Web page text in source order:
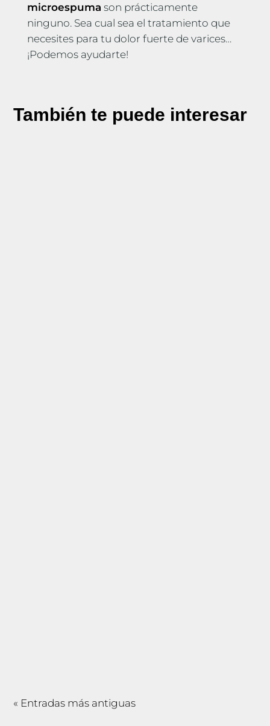
microespuma son prácticamente
ninguno. Sea cual sea el tratamiento que
necesites para tu dolor fuerte de varices…
¡Podemos ayudarte!
También te puede interesar
« Entradas más antiguas